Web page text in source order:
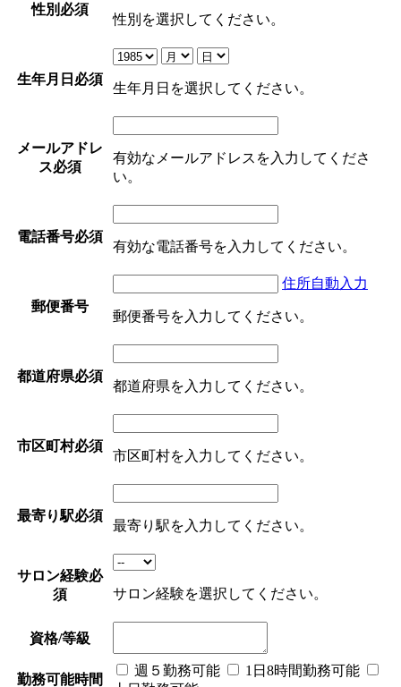
性別 必須
性別を選択してください。
生年月日 必須
生年月日を選択してください。
メールアドレ
ス必須
有効なメールアドレスを入力してくださ
い。
電話番号必須
有効な電話番号を入力してください。
郵便番号
住所自動入力
郵便番号を入力してください。
都道府県必須
都道府県を入力してください。
市区町村必須
市区町村を入力してください。
最寄り駅必須
最寄り駅を入力してください。
サロン経験必
須
サロン経験を選択してください。
資格/等級
勤務可能時間
週５勤務可能
1日8時間勤務可能